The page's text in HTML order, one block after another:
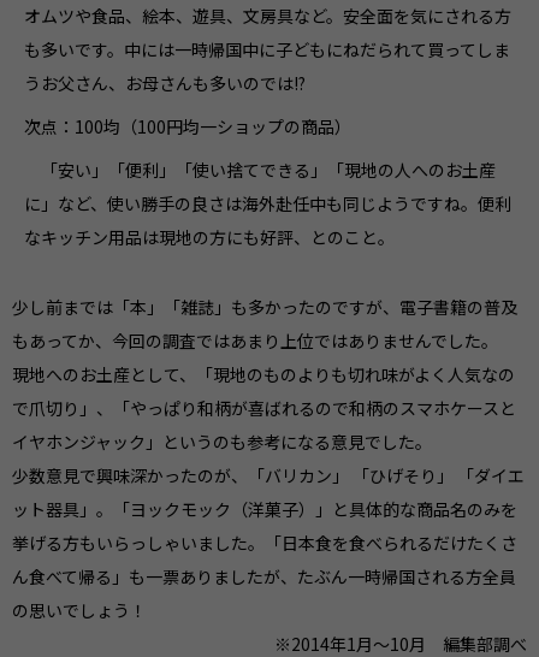
オムツや食品、絵本、遊具、文房具など。安全面を気にされる方
も多いです。中には一時帰国中に子どもにねだられて買ってしま
うお父さん、お母さんも多いのでは!?
次点：100均（100円均一ショップの商品）
「安い」「便利」「使い捨てできる」「現地の人へのお土産
に」など、使い勝手の良さは海外赴任中も同じようですね。便利
なキッチン用品は現地の方にも好評、とのこと。
少し前までは「本」「雑誌」も多かったのですが、電子書籍の普及
もあってか、今回の調査ではあまり上位ではありませんでした。
現地へのお土産として、「現地のものよりも切れ味がよく人気なの
で爪切り」、「やっぱり和柄が喜ばれるので和柄のスマホケースと
イヤホンジャック」というのも参考になる意見でした。
少数意見で興味深かったのが、「バリカン」 「ひげそり」 「ダイエ
ット器具」。「ヨックモック（洋菓子）」と具体的な商品名のみを
挙げる方もいらっしゃいました。「日本食を食べられるだけたくさ
ん食べて帰る」も一票ありましたが、たぶん一時帰国される方全員
の思いでしょう！
※2014年1月～10月 編集部調べ